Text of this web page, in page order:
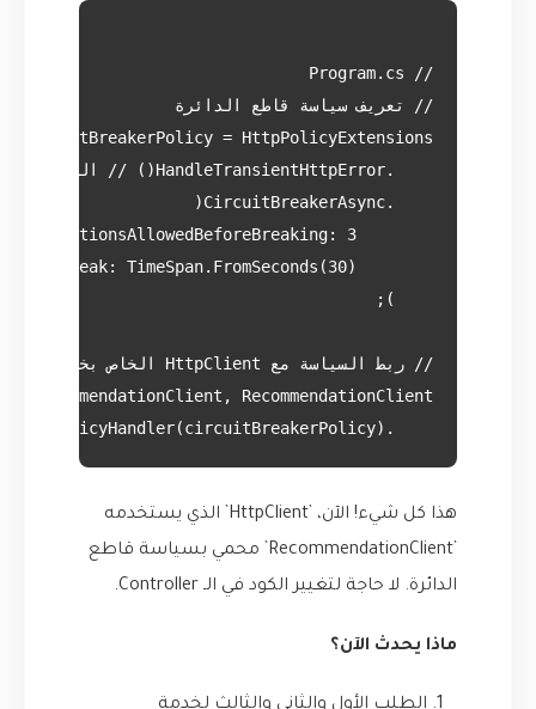
    .AddPolicyHandler(circuitBreakerPolicy);
هذا كل شيء! الآن، `HttpClient` الذي يستخدمه
`RecommendationClient` محمي بسياسة قاطع
الدائرة. لا حاجة لتغيير الكود في الـ Controller.
ماذا يحدث الآن؟